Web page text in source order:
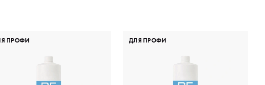
ПРОФИ ДЛЯ ПРОФИ